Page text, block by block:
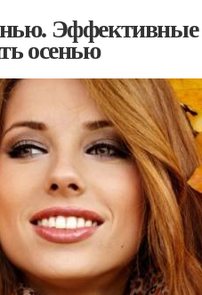
Эффективные
осенью